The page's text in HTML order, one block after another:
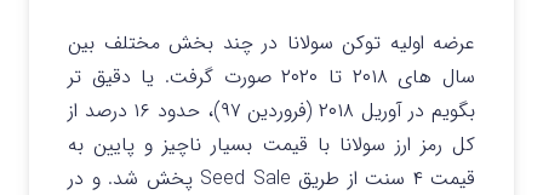
عرضه اولیه توکن سولانا در چند بخش مختلف بین
سال های ۲۰۱۸ تا ۲۰۲۰ صورت گرفت. یا دقیق تر
بگویم در آوریل ۲۰۱۸ (فروردین ۹۷)، حدود ۱۶ درصد از
کل رمز ارز سولانا با قیمت بسیار ناچیز و پایین به
قیمت ۴ سنت از طریق Seed Sale پخش شد. و در